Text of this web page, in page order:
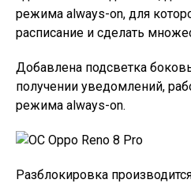
режима always-on, для
расписание и сделать
Добавлена подсветка
получении уведомлений,
режима always-on.
Разблокировка